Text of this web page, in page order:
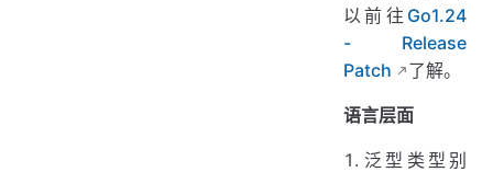
以前往 Go1.24
- Release
Patch
了解。
语言层面
泛型类型别